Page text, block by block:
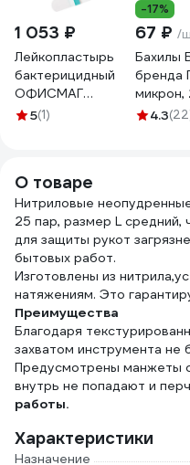
1 053 ₽
Лейкопластырь
бактерицидный
ОФИСМАГ
ВЕРОФАРМ,
5(1)
-17%
67 ₽ /
Бахилы
бренда
микрон,
пар4.3
О товаре
Нитриловые
25 пар, размер L
для защиты рукот
бытовых работ.
Изготовлены из
натяжениям. Это
Преимущества
Благодаря
захватом инструмента не
Предусмотрены манжеты
внутрь не попадают и
работы.
Характеристики
Назначение